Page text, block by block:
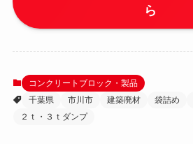
ら
コンクリートブロック・製品
千葉県
市川市 建築廃材 袋詰め
２ｔ・３ｔダンプ